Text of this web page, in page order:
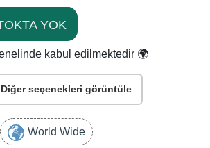
YOK
kabul edilmektedir 🌍
Diğer seçenekleri görüntüle
World Wide